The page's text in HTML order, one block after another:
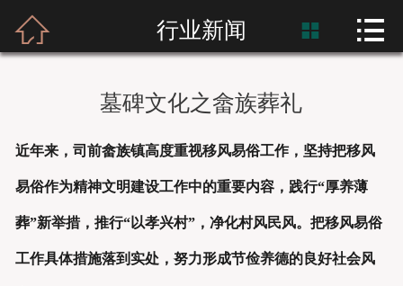
首页
新闻资讯
产品应用
工程案例
 行业新闻  
墓碑文化之畲族葬礼
近年来，司前畲族镇高度重视移风易俗工作，坚持把移风
易俗作为精神文明建设工作中的重要内容，践行“厚养薄
葬”新举措，推行“以孝兴村”，净化村风民风。把移风易俗
工作具体措施落到实处，努力形成节俭养德的良好社会风